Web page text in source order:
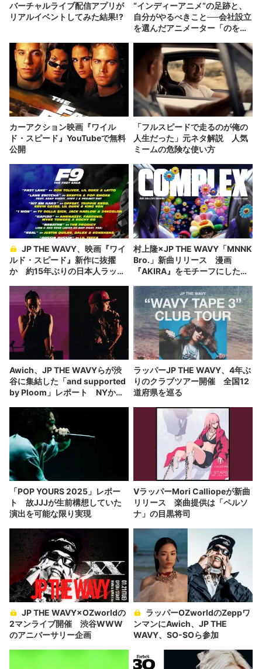
バーチャルライブ配信アプリが
リアルイベントしてみた結果!?
“インディーアニメ“の足跡と、
自分がやるべきこと──会社設立
を選んだアニメーター「のを
カーアクション映画『ワイル
ド・スピード』YouTubeで無料
公開
「フルスピードで走るのが俺の
人生だった」元ネタ解説 人気
ミームの危険な使い方
ルド・スピード』新作に抜擢
か 約15年ぶりの日本人ラッパ
村上隆×JP THE WAVY「MNNK
Bro.」新曲リリース 漫画
『AKIRA』をモチーフにした
Awich、JP THE WAVYらが渋
谷に集結した「and supported
by Ploom」レポート NYから
ラッパーJP THE WAVY、4年ぶ
りのクラブツアー開催 全国12
道府県を巡る
「POP YOURS 2025」レポー
ト 故JJJが生前構想していた
演出を可能な限り実現
VラッパーMori Calliopeが新曲
リリース 楽曲提供は「ペルソ
ナ」の目黒将司
2マンライブ開催 渋谷WWW
のアニバーサリー企画
ンマンにAwich、JP THE
WAVY、SO-SOら参加